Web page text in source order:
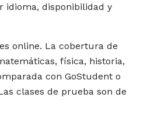
idioma, disponibilidad y
online. La cobertura de
física, historia,
con GoStudent o
clases de prueba son de